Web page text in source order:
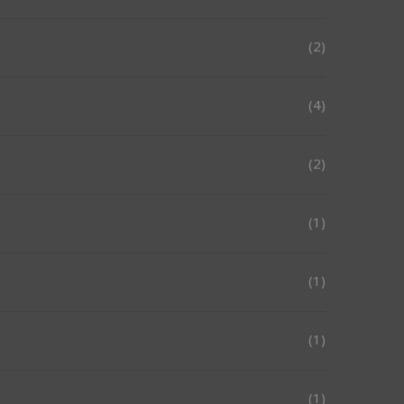
(2)
(4)
(2)
(1)
(1)
(1)
(1)